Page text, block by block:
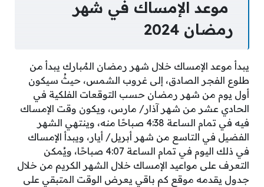
موعد الإمساك في شهر
رمضان 2024
يبدأ موعد الإمساك خلال شهر رمضان المُبارك يبدأ من
طلوع الفجر الصادق، إلى غروب الشمس، حيثُ سيكون
أول يوم من شهر رمضان حسب التوقعات الفلكية في
الحادي عشر من شهر آذار/ مارس، ويكون وقت الإمساك
فيه في تمام الساعة 4:38 صباحًا منه، وينتهي الشهر
الفضيل في التاسع من شهر أبريل/ أيار، ويبدأ الإمساك
في ذلك اليوم في تمام الساعة 4:07 صباحًا، ويُمكن
التعرف على مواعيد الإمساك خلال الشهر الكريم من خلال
جدول يقدمه موقع كم باقي يعرض الوقت المتبقي على